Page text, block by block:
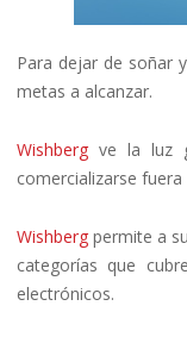
Para dejar de soñar
metas a alcanzar.
Wishberg ve la luz
comercializarse
Wishberg permite a
categorías que
electrónicos.